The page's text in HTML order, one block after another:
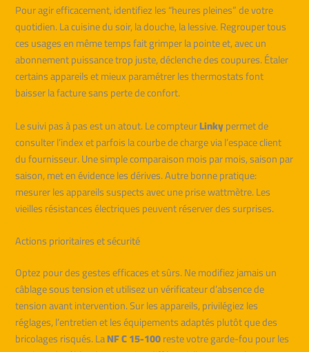
Pour agir efficacement, identifiez les “heures pleines” de votre
quotidien. La cuisine du soir, la douche, la lessive. Regrouper tous
ces usages en même temps fait grimper la pointe et, avec un
abonnement puissance trop juste, déclenche des coupures. Étaler
certains appareils et mieux paramétrer les thermostats font
baisser la facture sans perte de confort.
Le suivi pas à pas est un atout. Le compteurLinkypermet de
consulter l’index et parfois la courbe de charge via l’espace client
du fournisseur. Une simple comparaison mois par mois, saison par
saison, met en évidence les dérives. Autre bonne pratique:
mesurer les appareils suspects avec une prise wattmètre. Les
vieilles résistances électriques peuvent réserver des surprises.
Actions prioritaires et sécurité
Optez pour des gestes efficaces et sûrs. Ne modifiez jamais un
câblage sous tension et utilisez un vérificateur d’absence de
tension avant intervention. Sur les appareils, privilégiez les
réglages, l’entretien et les équipements adaptés plutôt que des
bricolages risqués. LaNF C 15-100reste votre garde-fou pour les